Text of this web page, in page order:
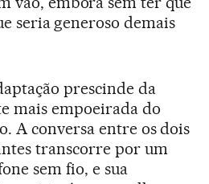
seria generoso demais
prescinde da
mais empoeirada do
A conversa entre os dois
transcorre por um
sem fio, e sua